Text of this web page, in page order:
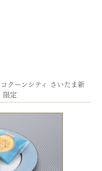
クーンシティ さいたま新
限定